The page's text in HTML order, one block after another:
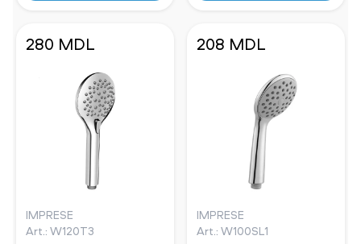
280 MDL
IMPRESE
Art.: W120Т3
208 MDL
IMPRESE
Art.: W100SL1